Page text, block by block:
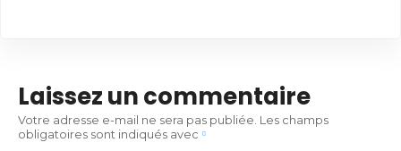
Laissez un commentaire
Votre adresse e-mail ne sera pas publiée. Les champs
obligatoires sont indiqués avec